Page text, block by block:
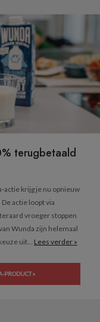
terugbetaald
actie krijg je nu opnieuw
actie loopt via
vroeger stoppen
Wunda zijn helemaal
uit... Lees verder »
PRODUCT »